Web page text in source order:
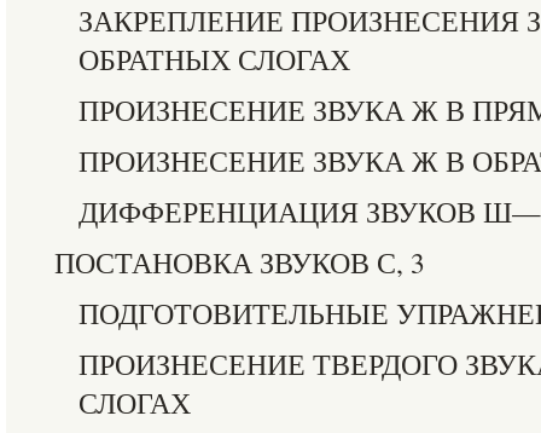
ЗАКРЕПЛЕНИЕ
ОБРАТНЫХ СЛОГАХ
ПРОИЗНЕСЕНИЕ ЗВУКА Ж В
ПРОИЗНЕСЕНИЕ ЗВУКА Ж В
ДИФФЕРЕНЦИАЦИЯ ЗВУКОВ
ПОСТАНОВКА ЗВУКОВ С, 3
ПОДГОТОВИТЕЛЬНЫЕ
ПРОИЗНЕСЕНИЕ ТВЕРДОГО
СЛОГАХ